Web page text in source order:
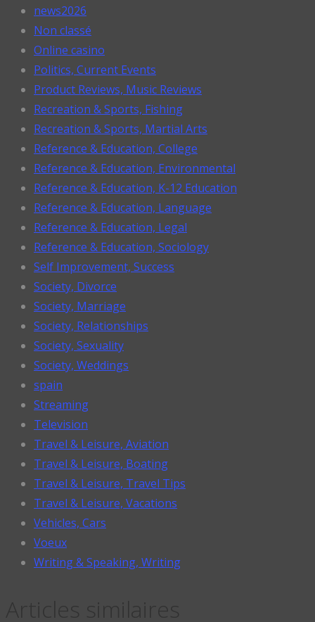
news2026
Non classé
Online casino
Politics, Current Events
Product Reviews, Music Reviews
Recreation & Sports, Fishing
Recreation & Sports, Martial Arts
Reference & Education, College
Reference & Education, Environmental
Reference & Education, K-12 Education
Reference & Education, Language
Reference & Education, Legal
Reference & Education, Sociology
Self Improvement, Success
Society, Divorce
Society, Marriage
Society, Relationships
Society, Sexuality
Society, Weddings
spain
Streaming
Television
Travel & Leisure, Aviation
Travel & Leisure, Boating
Travel & Leisure, Travel Tips
Travel & Leisure, Vacations
Vehicles, Cars
Voeux
Writing & Speaking, Writing